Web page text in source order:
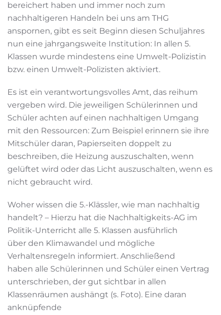
bereichert haben und immer noch zum
nachhaltigeren Handeln bei uns am THG
anspornen, gibt es seit Beginn diesen Schuljahres
nun eine jahrgangsweite Institution: In allen 5.
Klassen wurde mindestens eine Umwelt-Polizistin
bzw. einen Umwelt-Polizisten aktiviert.
Es ist ein verantwortungsvolles Amt, das reihum
vergeben wird. Die jeweiligen Schülerinnen und
Schüler achten auf einen nachhaltigen Umgang
mit den Ressourcen: Zum Beispiel erinnern sie ihre
Mitschüler daran, Papierseiten doppelt zu
beschreiben, die Heizung auszuschalten, wenn
gelüftet wird oder das Licht auszuschalten, wenn es
nicht gebraucht wird.
Woher wissen die 5.-Klässler, wie man nachhaltig
handelt? – Hierzu hat die Nachhaltigkeits-AG im
Politik-Unterricht alle 5. Klassen ausführlich
über den Klimawandel und mögliche
Verhaltensregeln informiert. Anschließend
haben alle Schülerinnen und Schüler einen Vertrag
unterschrieben, der gut sichtbar in allen
Klassenräumen aushängt (s. Foto). Eine daran
anknüpfende